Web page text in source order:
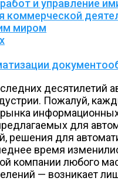
и управление
коммерческой
миром
десятилетий
Пожалуй,
рынка
для
решения для
время
компании любого
— возникает